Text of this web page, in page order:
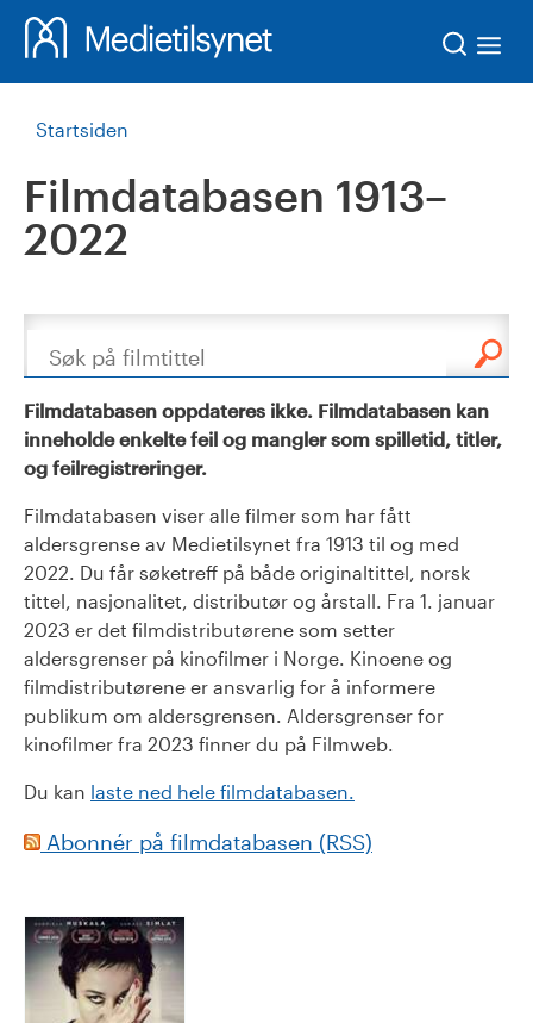
Startsiden
Filmdatabasen 1913–
2022
Søk
Filmdatabasen oppdateres ikke. Filmdatabasen kan
inneholde enkelte feil og mangler som spilletid, titler,
og feilregistreringer.
Filmdatabasen viser alle filmer som har fått
aldersgrense av Medietilsynet fra 1913 til og med
2022. Du får søketreff på både originaltittel, norsk
tittel, nasjonalitet, distributør og årstall. Fra 1. januar
2023 er det filmdistributørene som setter
aldersgrenser på kinofilmer i Norge. Kinoene og
filmdistributørene er ansvarlig for å informere
publikum om aldersgrensen. Aldersgrenser for
kinofilmer fra 2023 finner du på Filmweb.
Du kan laste ned hele filmdatabasen.
Abonnér på filmdatabasen (RSS)